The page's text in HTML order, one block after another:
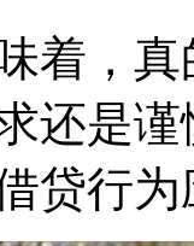
着，
还是
贷行